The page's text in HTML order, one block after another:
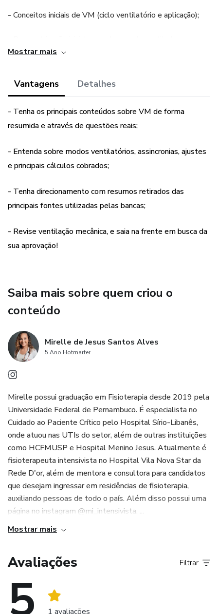
- Conceitos iniciais de VM (ciclo ventilatório e aplicação);
relação I:E, constante de tempo, driving pressure e muito
mais);
- Desmame ventilatório (classificação e características);
explicações detalhadas).
Todas as questões contam com explicações retiradas das
figuras, gráficos e esquemas, para tornar a explicação mais
dinâmica.
mecânica e ir bem preparado para QUALQUER questão
que caia sobre essa temática!
Mostrar mais
Vantagens Detalhes
- Tenha os principais conteúdos sobre VM de forma
resumida e através de questões reais;
- Entenda sobre modos ventilatórios, assincronias, ajustes
e principais cálculos cobrados;
- Tenha direcionamento com resumos retirados das
principais fontes utilizadas pelas bancas;
- Revise ventilação mecânica, e saia na frente em busca da
sua aprovação!
Saiba mais sobre quem criou o
conteúdo
Mirelle de Jesus Santos Alves
5 Ano Hotmarter
Mirelle possui graduação em Fisioterapia desde 2019 pela
Universidade Federal de Pernambuco. É especialista no
Cuidado ao Paciente Crítico pelo Hospital Sírio-Libanês,
onde atuou nas UTIs do setor, além de outras instituições
como HCFMUSP e Hospital Menino Jesus. Atualmente é
fisioterapeuta intensivista no Hospital Vila Nova Star da
Rede D'or, além de mentora e consultora para candidatos
que desejam ingressar em residências de fisioterapia,
auxiliando pessoas de todo o país. Além disso possui uma
página no instagram @mi_intensivista, ...
Mostrar mais
Avaliações
5 1 avaliações
Filtrar